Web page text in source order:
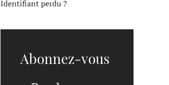
Identifiant perdu ?
Abonnez-vous